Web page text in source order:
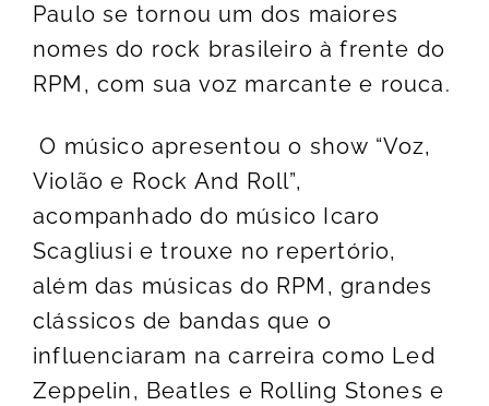
Paulo se tornou um dos maiores
nomes do rock brasileiro à frente do
RPM, com sua voz marcante e rouca.
O músico apresentou o show “Voz,
Violão e Rock And Roll”,
acompanhado do músico Icaro
Scagliusi e trouxe no repertório,
além das músicas do RPM, grandes
clássicos de bandas que o
influenciaram na carreira como Led
Zeppelin, Beatles e Rolling Stones e